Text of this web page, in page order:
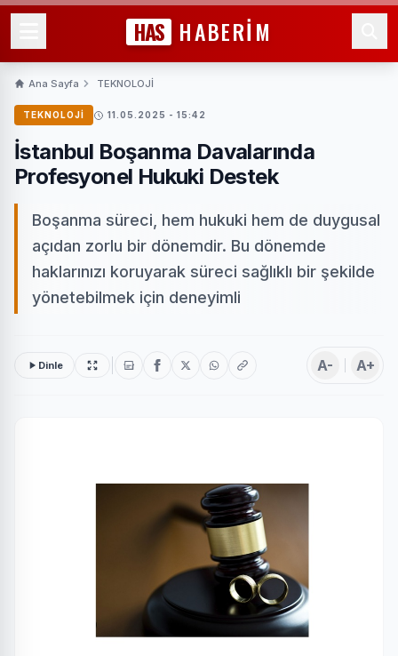
HAS HABERİM
Ana Sayfa TEKNOLOJİ
TEKNOLOJİ 11.05.2025 - 15:42
İstanbul Boşanma Davalarında
Profesyonel Hukuki Destek
Boşanma süreci, hem hukuki hem de duygusal
açıdan zorlu bir dönemdir. Bu dönemde
haklarınızı koruyarak süreci sağlıklı bir şekilde
yönetebilmek için deneyimli
Dinle A- A+